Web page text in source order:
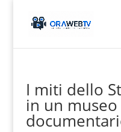
I miti dello
in un